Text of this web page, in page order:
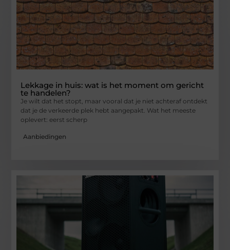
Lekkage in huis: wat is het moment om gericht
te handelen?
Je wilt dat het stopt, maar vooral dat je niet achteraf ontdekt
dat je de verkeerde plek hebt aangepakt. Wat het meeste
oplevert: eerst scherp
Aanbiedingen